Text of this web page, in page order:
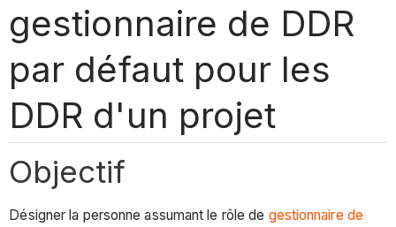
gestionnaire de DDR
par défaut pour les
DDR d'un projet
Objectif
Désigner la personne assumant le rôle de gestionnaire de